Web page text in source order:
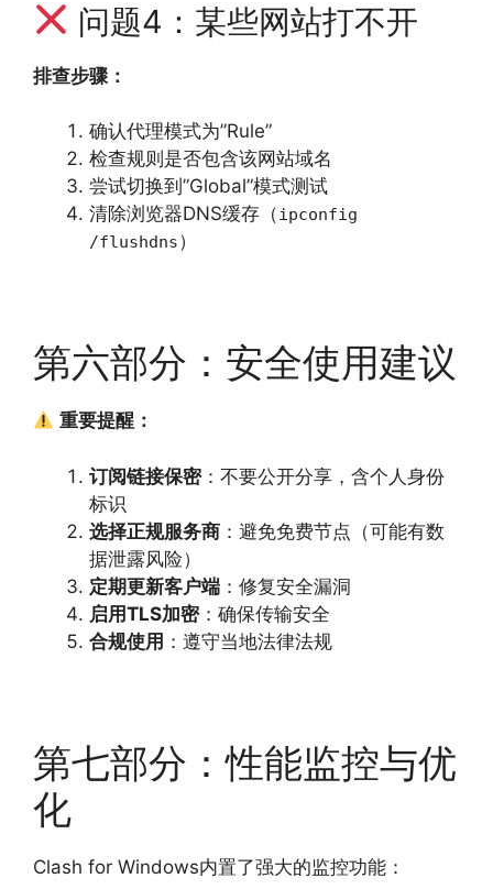
问题4：某些网站打不开
排查步骤：
确认代理模式为”Rule”
检查规则是否包含该网站域名
尝试切换到”Global”模式测试
清除浏览器DNS缓存（ipconfig
/flushdns）
第六部分：安全使用建议
重要提醒：
订阅链接保密：不要公开分享，含个人身份
标识
选择正规服务商 ：避免免费节点（可能有数
据泄露风险）
定期更新客户端 ：修复安全漏洞
启用TLS加密：确保传输安全
合规使用 ：遵守当地法律法规
第七部分：性能监控与优
化
Clash for Windows内置了强大的监控功能：